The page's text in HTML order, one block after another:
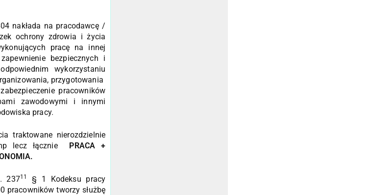
nakłada na pracodawcę /
ochrony zdrowia i życia
pracę na innej
bezpiecznych i
wykorzystaniu
przygotowania
pracowników
zawodowymi i innymi
pracy.
traktowane nierozdzielnie
lecz łącznie PRACA +
23711
§ 1 Kodeksu pracy
pracowników tworzy służbę